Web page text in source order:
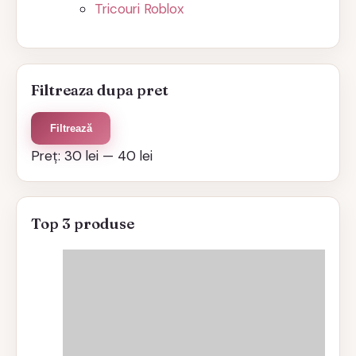
Tricouri Roblox
Filtreaza dupa pret
Preț
minim
Preț
maxim
Filtrează
Preț:30 lei — 40 lei
Top 3 produse